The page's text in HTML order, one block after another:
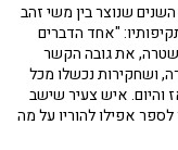
שנוצר בין משי זהב
"אחד הדברים
את גובה הקשר
ושחקירות נכשלו מכל
והיום. איש צעיר שישב
אפילו להוריו על מה